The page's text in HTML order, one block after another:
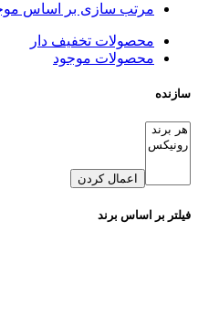
مرتب سازی بر اساس
محصولات تخفیف دار
محصولات موجود
سازنده
اعمال کردن
فیلتر بر اساس برند